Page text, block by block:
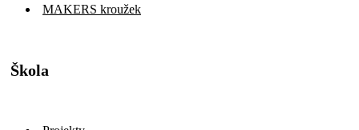
MAKERS kroužek
Škola